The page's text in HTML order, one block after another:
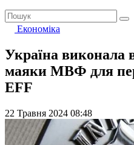
Економіка
Україна виконала
маяки МВФ для
EFF
22 Травня 2024 08:48